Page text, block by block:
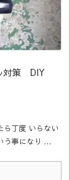
対策 DIY
ら 丁度 いらない
う事になり ...